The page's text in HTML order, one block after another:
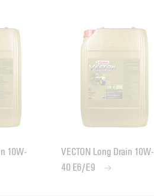
10W-
VECTON Long Drain 10W-
40 E6/E9